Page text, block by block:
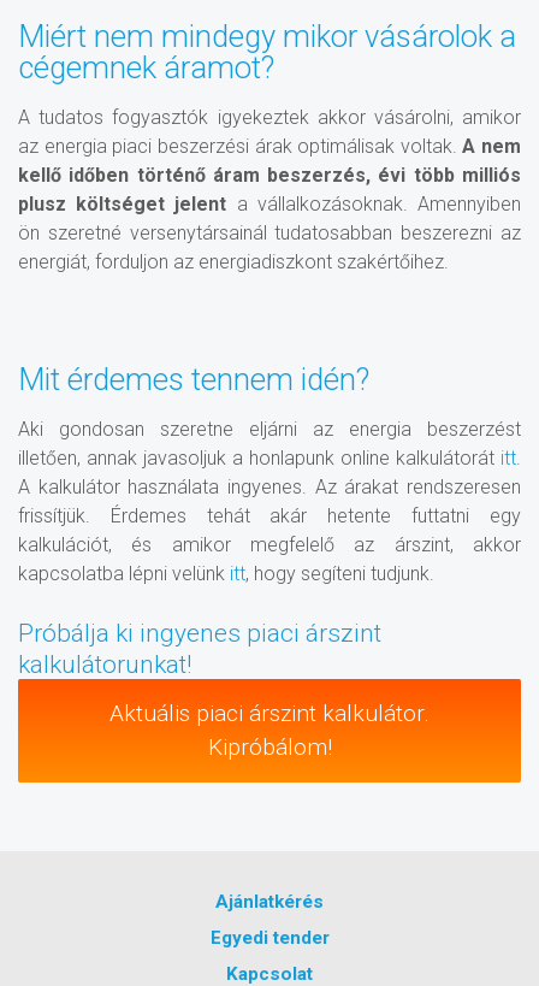
Miért nem mindegy mikor vásárolok a
cégemnek áramot?
A tudatos fogyasztók igyekeztek akkor vásárolni, amikor
az energia piaci beszerzési árak optimálisak voltak.A nem
kellő időben történő áram beszerzés, évi több milliós
plusz költséget jelent a vállalkozásoknak. Amennyiben
ön szeretné versenytársainál tudatosabban beszerezni az
energiát, forduljon az energiadiszkont szakértőihez.
Mit érdemes tennem idén?
Aki gondosan szeretne eljárni az energia beszerzést
illetően, annak javasoljuk a honlapunk online kalkulátorát itt
A kalkulátor használata ingyenes. Az árakat rendszeresen
frissítjük. Érdemes tehát akár hetente futtatni egy
kalkulációt, és amikor megfelelő az árszint, akkor
kapcsolatba lépni velünk itt, hogy segíteni tudjunk.
Próbálja ki ingyenes piaci árszint
kalkulátorunkat!
Aktuális piaci árszint kalkulátor.
Kipróbálom!
Ajánlatkérés
Egyedi tender
Kapcsolat